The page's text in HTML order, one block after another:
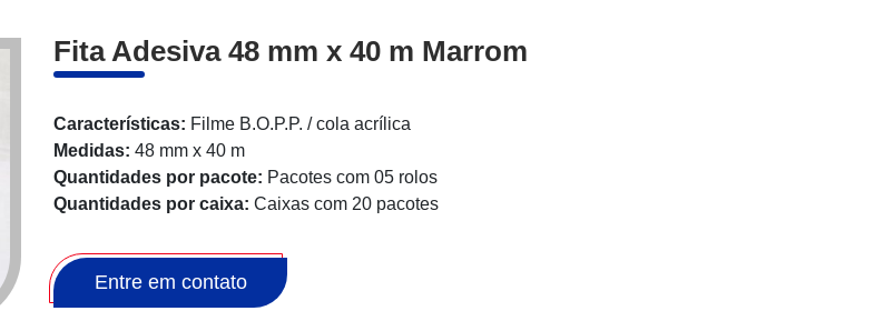
Fita Adesiva 48 mm x 40 m Marrom
Características: Filme B.O.P.P. / cola acrílica
Medidas: 48 mm x 40 m
Quantidades por pacote: Pacotes com 05 rolos
Quantidades por caixa: Caixas com 20 pacotes
Entre em contato